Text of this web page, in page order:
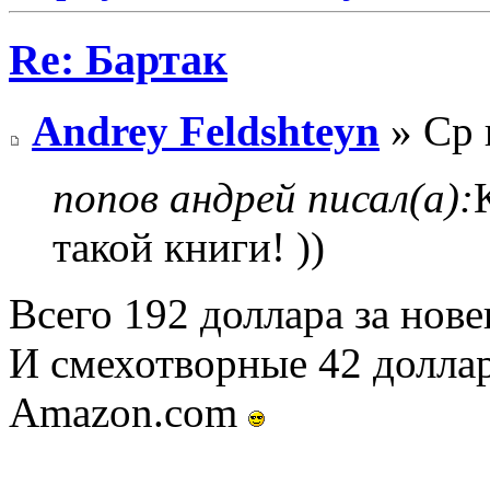
Re: Бартак
Andrey Feldshteyn » Ср
попов андрей писал(а):
такой книги! ))
Всего 192 доллара за
И смехотворные 42
Amazon.com